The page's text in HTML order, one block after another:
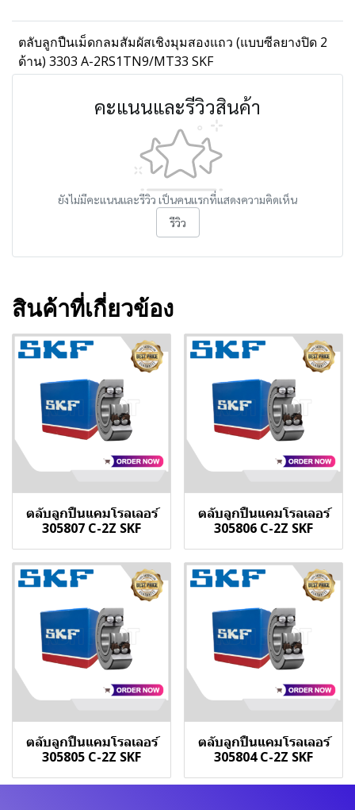
ตลับลูกปืนเม็ดกลมสัมผัสเชิงมุมสองแถว (แบบซีลยางปิด 2
ด้าน) 3303 A-2RS1TN9/MT33 SKF
คะแนนและรีวิวสินค้า
ยังไม่มีคะแนนและรีวิว เป็นคนแรกที่แสดงความคิดเห็น
รีวิว
สินค้าที่เกี่ยวข้อง
ตลับลูกปืนแคมโรลเลอร์
305807 C-2Z SKF
ตลับลูกปืนแคมโรลเลอร์
305806 C-2Z SKF
ตลับลูกปืนแคมโรลเลอร์
305805 C-2Z SKF
ตลับลูกปืนแคมโรลเลอร์
305804 C-2Z SKF